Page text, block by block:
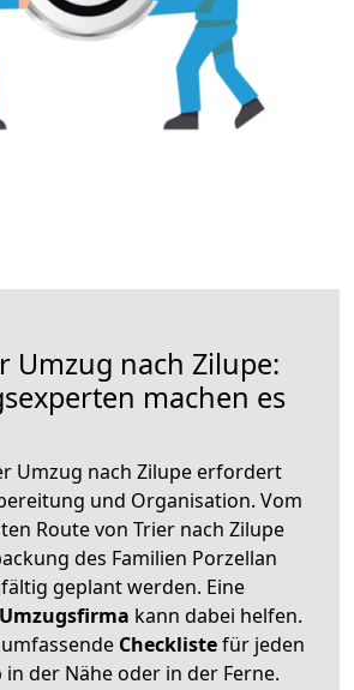
Umzug nach Zilupe:
machen es
Umzug nach Zilupe erfordert
und Organisation. Vom
Route von Trier nach Zilupe
des Familien Porzellan
geplant werden. Eine
kann dabei helfen.
Checklistefür jeden
in der Nähe oder in der Ferne.